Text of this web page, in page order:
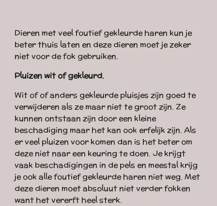
Dieren met veel foutief gekleurde haren kun je
beter thuis laten en deze dieren moet je zeker
niet voor de fok gebruiken.
Pluizen wit of gekleurd.
Wit of of anders gekleurde pluisjes zijn goed te
verwijderen als ze maar niet te groot zijn. Ze
kunnen ontstaan zijn door een kleine
beschadiging maar het kan ook erfelijk zijn. Als
er veel pluizen voor komen dan is het beter om
deze niet naar een keuring te doen. Je krijgt
vaak beschadigingen in de pels en meestal krijg
je ook alle foutief gekleurde haren niet weg. Met
deze dieren moet absoluut niet verder fokken
want het vererft heel sterk.